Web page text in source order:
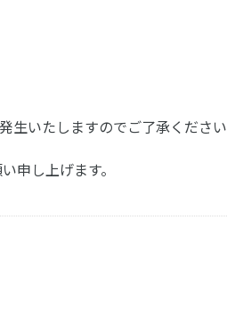
生いたしますのでご了承ください
申し上げます。